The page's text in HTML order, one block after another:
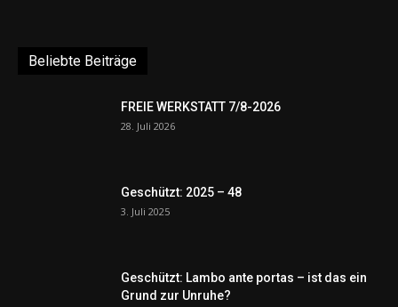
Beliebte Beiträge
FREIE WERKSTATT 7/8-2026
28. Juli 2026
Geschützt: 2025 – 48
3. Juli 2025
Geschützt: Lambo ante portas – ist das ein
Grund zur Unruhe?